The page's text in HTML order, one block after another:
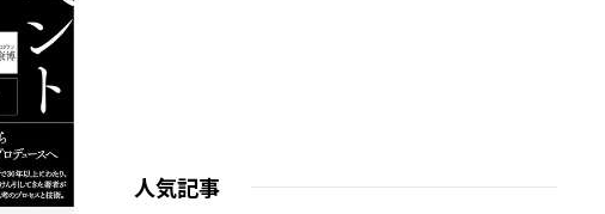
人気記事